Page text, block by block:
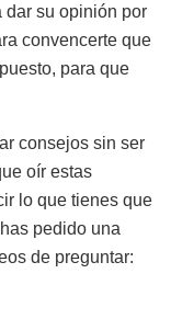
dar su opinión por
convencerte que
para que
consejos sin ser
oír estas
lo que tienes que
pedido una
de preguntar: